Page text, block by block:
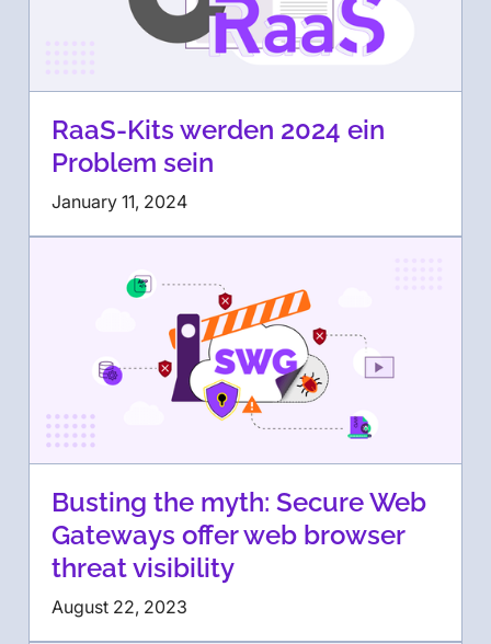
RaaS-Kits werden 2024 ein
Problem sein
January 11, 2024
Busting the myth: Secure Web
Gateways offer web browser
threat visibility
August 22, 2023